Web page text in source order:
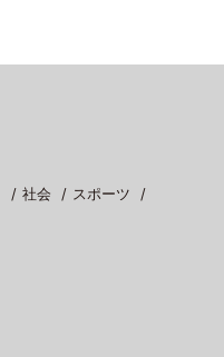
社会
スポーツ